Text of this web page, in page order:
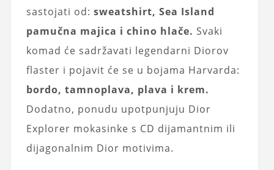
sastojati od: sweatshirt, Sea Island
pamučna majica i chino hlače. Svaki
komad će sadržavati legendarni Diorov
flaster i pojavit će se u bojama Harvarda:
bordo, tamnoplava, plava i krem.
Dodatno, ponudu upotpunjuju Dior
Explorer mokasinke s CD dijamantnim ili
dijagonalnim Dior motivima.